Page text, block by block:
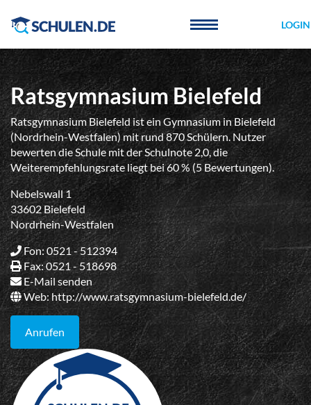
LOGIN
Ratsgymnasium Bielefeld
Ratsgymnasium Bielefeld ist ein Gymnasium in Bielefeld
(Nordrhein-Westfalen) mit rund 870 Schülern. Nutzer
bewerten die Schule mit der Schulnote 2,0, die
Weiterempfehlungsrate liegt bei 60 % (5 Bewertungen).
Nebelswall 1
33602 Bielefeld
Nordrhein-Westfalen
Fon: 0521 - 512394
Fax: 0521 - 518698
E-Mail senden
Web: http://www.ratsgymnasium-bielefeld.de/
Anrufen